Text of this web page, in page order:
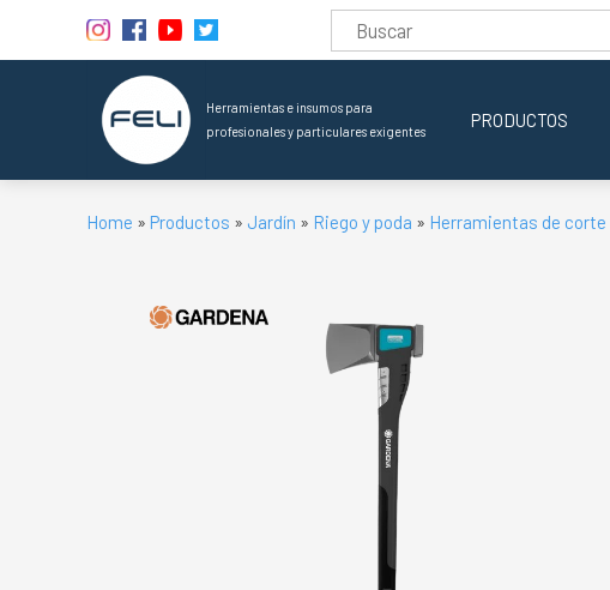
Herramientas e insumos para
profesionales y particulares exigentes
PRODUCTOS
Home » Productos » Jardín » Riego y poda » Herramientas de corte